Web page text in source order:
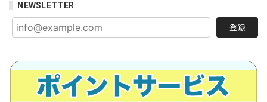
NEWSLETTER
登録